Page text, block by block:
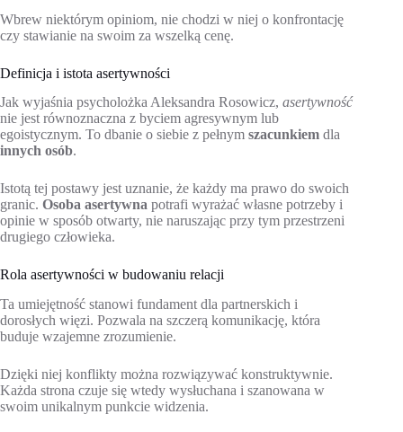
Wbrew niektórym opiniom, nie chodzi w niej o konfrontację
czy stawianie na swoim za wszelką cenę.
Definicja i istota asertywności
Jak wyjaśnia psycholożka Aleksandra Rosowicz, asertywność
nie jest równoznaczna z byciem agresywnym lub
egoistycznym. To dbanie o siebie z pełnym szacunkiem dla
innych osób.
Istotą tej postawy jest uznanie, że każdy ma prawo do swoich
granic. Osoba asertywna potrafi wyrażać własne potrzeby i
opinie w sposób otwarty, nie naruszając przy tym przestrzeni
drugiego człowieka.
Rola asertywności w budowaniu relacji
Ta umiejętność stanowi fundament dla partnerskich i
dorosłych więzi. Pozwala na szczerą komunikację, która
buduje wzajemne zrozumienie.
Dzięki niej konflikty można rozwiązywać konstruktywnie.
Każda strona czuje się wtedy wysłuchana i szanowana w
swoim unikalnym punkcie widzenia.